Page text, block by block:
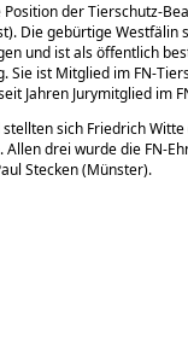
der Tierschutz-
Die gebürtige
und ist als öffentlich
Sie ist Mitglied im FN-
Jahren Jurymitglied im
sich Friedrich
drei wurde die FN-
Stecken (Münster).